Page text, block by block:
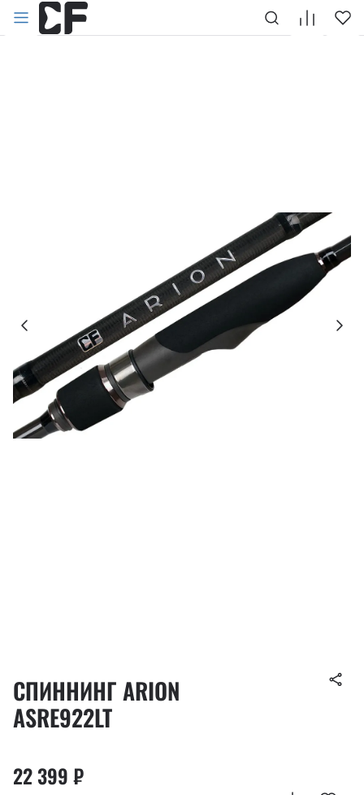
СПИННИНГ ARION
ASRE922LT
22 399₽
НАЗАД